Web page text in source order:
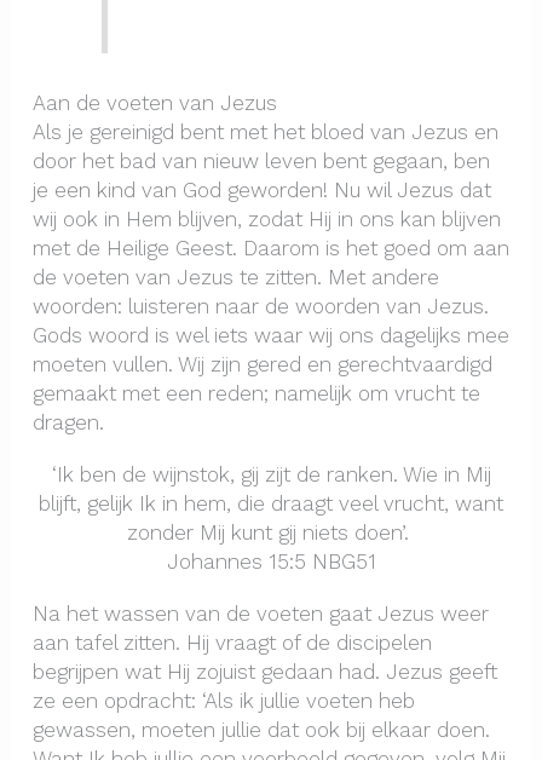
Aan de voeten van Jezus
Als je gereinigd bent met het bloed van Jezus en
door het bad van nieuw leven bent gegaan, ben
je een kind van God geworden! Nu wil Jezus dat
wij ook in Hem blijven, zodat Hij in ons kan blijven
met de Heilige Geest. Daarom is het goed om aan
de voeten van Jezus te zitten. Met andere
woorden: luisteren naar de woorden van Jezus.
Gods woord is wel iets waar wij ons dagelijks mee
moeten vullen. Wij zijn gered en gerechtvaardigd
gemaakt met een reden; namelijk om vrucht te
dragen.
‘Ik ben de wijnstok, gij zijt de ranken. Wie in Mij
blijft, gelijk Ik in hem, die draagt veel vrucht, want
zonder Mij kunt gij niets doen’.
Johannes 15:5 NBG51
Na het wassen van de voeten gaat Jezus weer
aan tafel zitten. Hij vraagt of de discipelen
begrijpen wat Hij zojuist gedaan had. Jezus geeft
ze een opdracht: ‘Als ik jullie voeten heb
gewassen, moeten jullie dat ook bij elkaar doen.